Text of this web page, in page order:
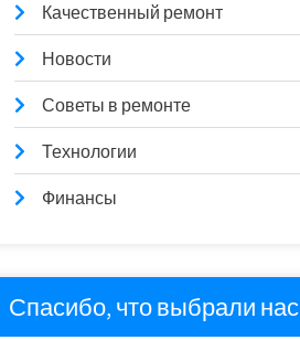
Качественный ремонт
Новости
Советы в ремонте
Технологии
Финансы
Спасибо, что выбрали нас